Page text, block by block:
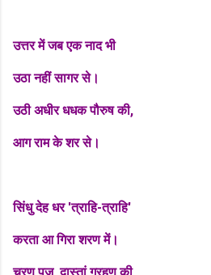
उत्तर में जब एक नाद भी
उठा नहीं सागर से।
उठी अधीर धधक पौरुष की,
आग राम के शर से।
सिंधु देह धर 'त्राहि-त्राहि'
करता आ गिरा शरण में।